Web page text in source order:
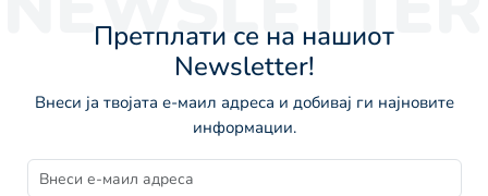
Претплати се на нашиот
Newsletter!
Внеси ја твојата е-маил адреса и добивај ги најновите
информации.